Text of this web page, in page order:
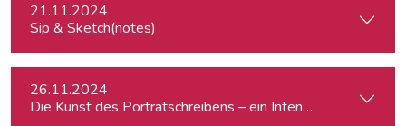
21.11.2024
Sip & Sketch(notes)
26.11.2024
Die Kunst des Porträtschreibens – ein Intensiv-Workshop